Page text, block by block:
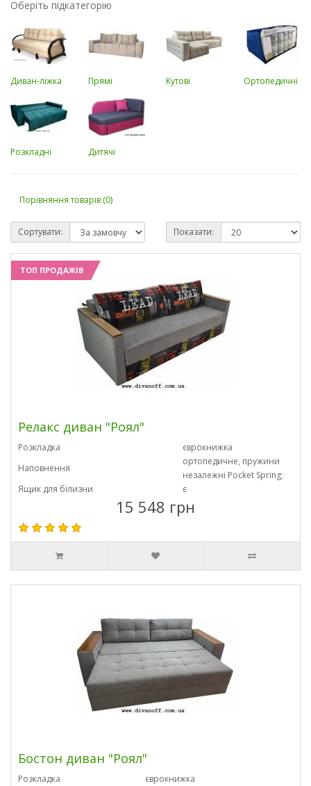
Оберіть підкатегорію
Диван-ліжка Прямі Кутові Ортопедичні
Розкладні Дитячі
Порівняння товарів (0)
Сортувати: Показати:
ТОП ПРОДАЖІВ
Релакс диван "Роял"
Розкладка
єврокнижка
Наповнення
ортопедичне, пружини
незалежні Pocket Spring;
Ящик для білизни
є
15 548 грн
Бостон диван "Роял"
Розкладка
єврокнижка